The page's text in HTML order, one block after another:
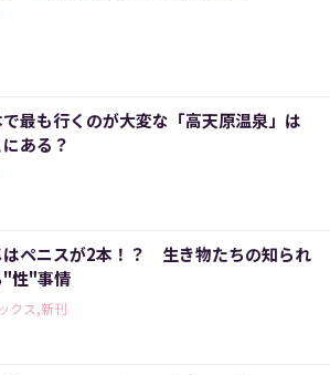
で最も行くのが大変な「高天原温泉」は
ある？
はペニスが2本！？ 生き物たちの知られ
"性"事情
クス,新刊